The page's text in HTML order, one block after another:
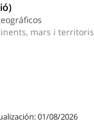
mars i territoris
01/08/2026